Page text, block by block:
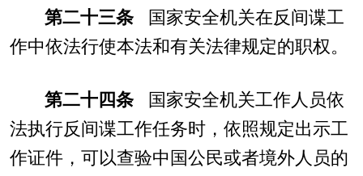
第二十三条国家安全机关在反间谍工
作中依法行使本法和有关法律规定的职权。
第二十四条国家安全机关工作人员依
法执行反间谍工作任务时，依照规定出示工
作证件，可以查验中国公民或者境外人员的